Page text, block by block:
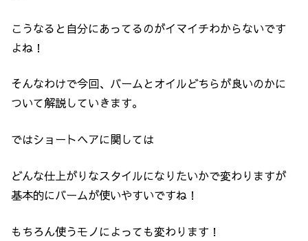
こうなると自分にあってるのがイマイチわからないです
よね！
そんなわけで今回、バームとオイルどちらが良いのかに
ついて解説していきます。
ではショートヘアに関しては
どんな仕上がりなスタイルになりたいかで変わりますが
基本的にバームが使いやすいですね！
もちろん使うモノによっても変わります！